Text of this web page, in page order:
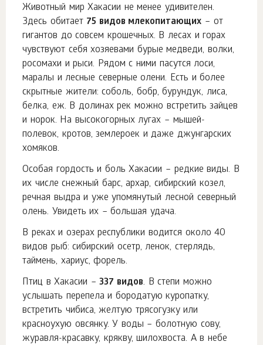
Животный мир Хакасии не менее удивителен.
Здесь обитает 75 видов млекопитающих – от
гигантов до совсем крошечных. В лесах и горах
чувствуют себя хозяевами бурые медведи, волки,
росомахи и рыси. Рядом с ними пасутся лоси,
маралы и лесные северные олени. Есть и более
скрытные жители: соболь, бобр, бурундук, лиса,
белка, еж. В долинах рек можно встретить зайцев
и норок. На высокогорных лугах – мышей-
полевок, кротов, землероек и даже джунгарских
хомяков.
Особая гордость и боль Хакасии – редкие виды. В
их числе снежный барс, архар, сибирский козел,
речная выдра и уже упомянутый лесной северный
олень. Увидеть их – большая удача.
В реках и озерах республики водится около 40
видов рыб: сибирский осетр, ленок, стерлядь,
таймень, хариус, форель.
Птиц в Хакасии –337 видов. В степи можно
услышать перепела и бородатую куропатку,
встретить чибиса, желтую трясогузку или
красноухую овсянку. У воды – болотную сову,
журавля-красавку, крякву, шилохвоста. А в небе